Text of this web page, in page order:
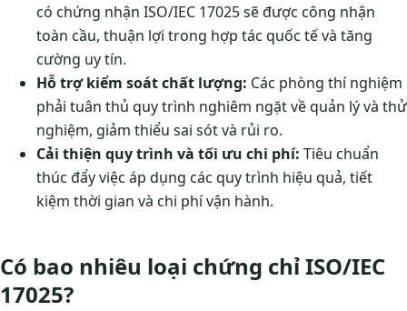
có chứng nhận ISO/IEC 17025 sẽ được công nhận
toàn cầu, thuận lợi trong hợp tác quốc tế và tăng
cường uy tín.
Hỗ trợ kiểm soát chất lượng: Các phòng thí nghiệm
phải tuân thủ quy trình nghiêm ngặt về quản lý và thử
nghiệm, giảm thiểu sai sót và rủi ro.
Cải thiện quy trình và tối ưu chi phí: Tiêu chuẩn
thúc đẩy việc áp dụng các quy trình hiệu quả, tiết
kiệm thời gian và chi phí vận hành.
Có bao nhiêu loại chứng chỉ ISO/IEC
17025?